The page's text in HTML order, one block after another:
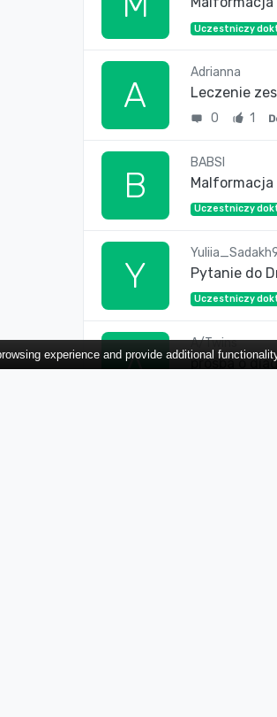
Uczestniczy
A
Adrianna
Leczenie
0 1
B
BABSI
Uczestniczy
Y Pytanie do
Uczestniczy
A
A/Twins
prosba o
experience and provide additional